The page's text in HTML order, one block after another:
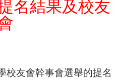
名結果及校友
校友會幹事會選舉的提名